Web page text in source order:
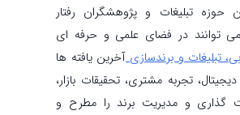
حوزه تبلیغات و پژوهشگران رفتار
توانند در فضای علمی و حرفه ای
تبلیغات و برندسازیآخرین یافته ها
دیجیتال، تجربه مشتری، تحقیقات بازار،
گذاری و مدیریت برند را مطرح و